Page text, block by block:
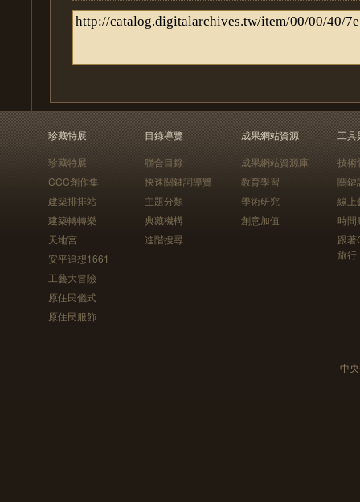
珍藏特展
珍藏特展
CCC創作集
建築排排站
建築轉轉樂
天地宮
安平追想1661
工藝大冒險
原住民儀式
原住民服飾
目錄導覽
聯合目錄
快速關鍵詞導覽
主題分類
典藏機構
進階搜尋
成果網站資源
成果網站資源庫
教育學習
學術研究
創意加值
工具
技術
關鍵
線上
時間
跟
旅行
中